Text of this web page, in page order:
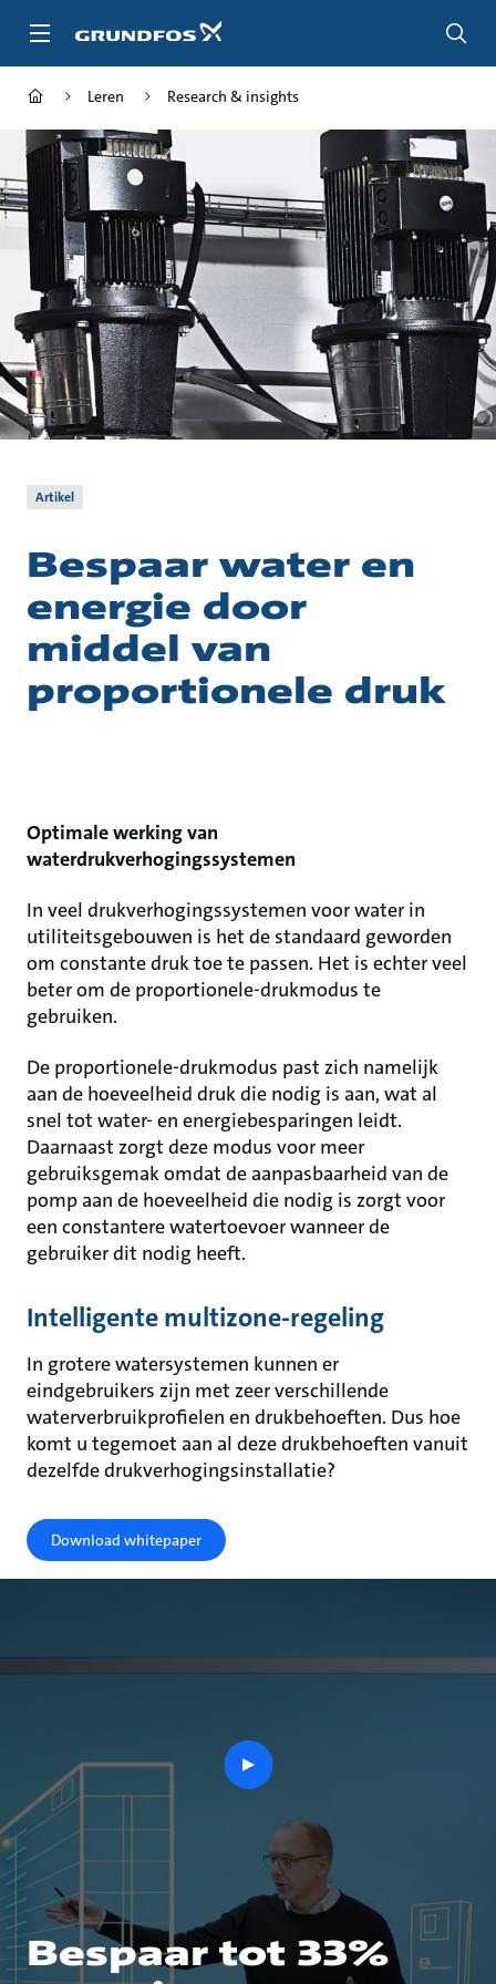
naar
Leren Research & insights
Artikel
Bespaar water en
energie door
middel van
proportionele druk
Optimale werking van
waterdrukverhogingssystemen
In veel drukverhogingssystemen voor water in
utiliteitsgebouwen is het de standaard geworden
om constante druk toe te passen. Het is echter veel
beter om de proportionele-drukmodus te
gebruiken.
De proportionele-drukmodus past zich namelijk
aan de hoeveelheid druk die nodig is aan, wat al
snel tot water- en energiebesparingen leidt.
Daarnaast zorgt deze modus voor meer
gebruiksgemak omdat de aanpasbaarheid van de
pomp aan de hoeveelheid die nodig is zorgt voor
een constantere watertoevoer wanneer de
gebruiker dit nodig heeft.
Intelligente multizone-regeling
In grotere watersystemen kunnen er
eindgebruikers zijn met zeer verschillende
waterverbruikprofielen en drukbehoeften. Dus hoe
komt u tegemoet aan al deze drukbehoeften vanuit
dezelfde drukverhogingsinstallatie?
Download whitepaper
Bespaar tot 33%
play
button